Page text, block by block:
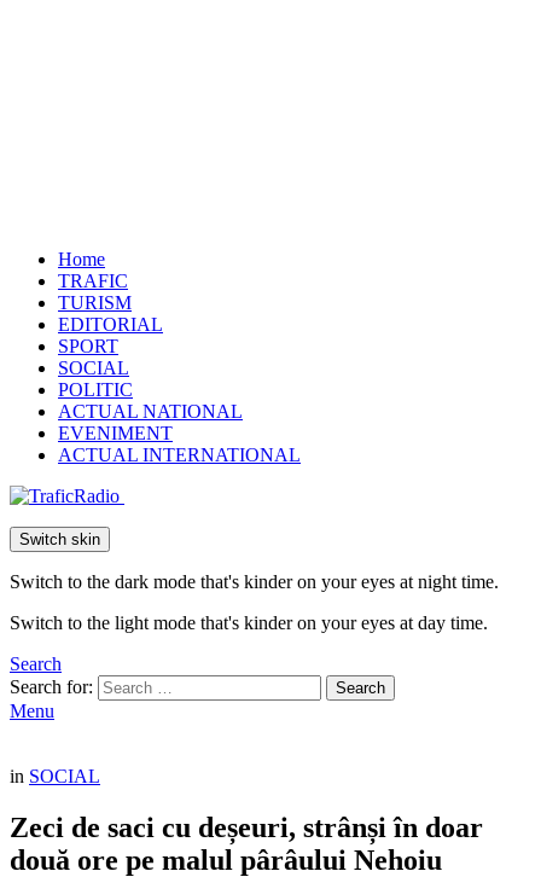
Home
TRAFIC
TURISM
EDITORIAL
SPORT
SOCIAL
POLITIC
ACTUAL NATIONAL
EVENIMENT
ACTUAL INTERNATIONAL
Switch skin
Switch to the dark mode that's kinder on your eyes at night time.
Switch to the light mode that's kinder on your eyes at day time.
Search
Search for:
Search
Menu
in SOCIAL
Zeci de saci cu deșeuri, strânși în doar
două ore pe malul pârâului Nehoiu